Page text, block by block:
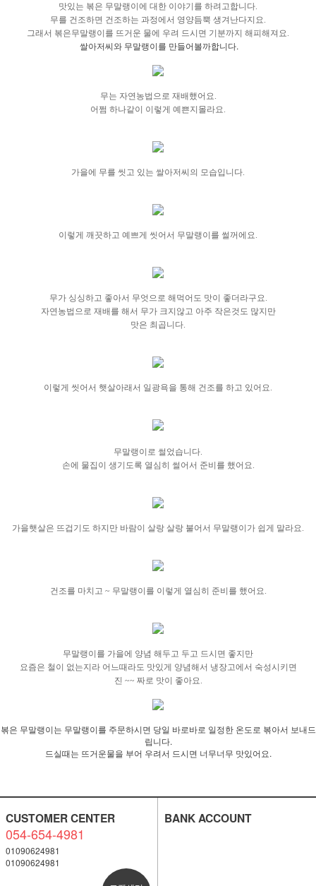
맛있는 볶은 무말랭이에 대한 이야기를 하려고합니다.
무를 건조하면 건조하는 과정에서 영양듬뿍 생겨난다지요.
그래서 볶은무말랭이를 뜨거운 물에 우려 드시면 기분까지 해피해져요.
쌀아저씨와 무말랭이를 만들어볼까합니다.
무는 자연농법으로 재배했어요.
어쩜 하나같이 이렇게 예쁜지몰라요.
가을에 무를 씻고 있는 쌀아저씨의 모습입니다.
이렇게 깨끗하고 예쁘게 씻어서 무말랭이를 썰꺼에요.
무가 싱싱하고 좋아서 무엇으로 해먹어도 맛이 좋더라구요.
자연농법으로 재배를 해서 무가 크지않고 아주 작은것도 많지만
맛은 최곱니다.
이렇게 씻어서 햇살아래서 일광욕을 통해 건조를 하고 있어요.
무말랭이로 썰었습니다.
손에 물집이 생기도록 열심히 썰어서 준비를 했어요.
가을햇살은 뜨겁기도 하지만 바람이 살랑 살랑 불어서 무말랭이가 쉽게 말라요.
건조를 마치고 ~ 무말랭이를 이렇게 열심히 준비를 했어요.
무말랭이를 가을에 양념 해두고 두고 드시면 좋지만
요즘은 철이 없는지라 어느때라도 맛있게 양념해서 냉장고에서 숙성시키면
진 ~~ 짜로 맛이 좋아요.
볶은 무말랭이는 무말랭이를 주문하시면 당일 바로바로 일정한 온도로 볶아서 보내드
립니다.
드실때는 뜨거운물을 부어 우려서 드시면 너무너무 맛있어요.
CUSTOMER CENTER
054-654-4981
01090624981
01090624981
BANK ACCOUNT